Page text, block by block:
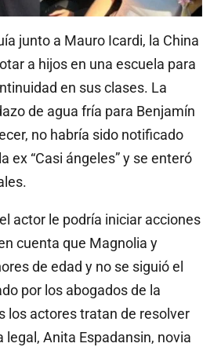
junto a Mauro Icardi, la China
a hijos en una escuela para
en sus clases. La
de agua fría para Benjamín
no habría sido notificado
ex “Casi ángeles” y se enteró
actor le podría iniciar acciones
cuenta que Magnolia y
de edad y no se siguió el
por los abogados de la
los actores tratan de resolver
legal, Anita Espadansin, novia